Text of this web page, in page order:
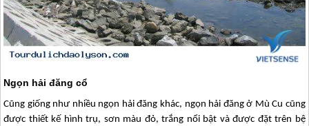
Ngọn hải đăng cổ
Cũng giống như nhiều ngọn hải đăng khác, ngọn hải đăng ở Mù Cu cũng
được thiết kế hình trụ, sơn màu đỏ, trắng nổi bật và được đặt trên bệ